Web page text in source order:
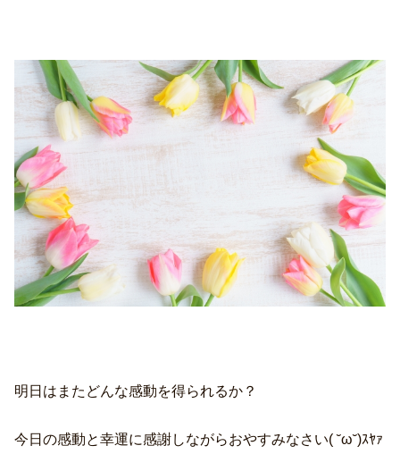
明日はまたどんな感動を得られるか？
今日の感動と幸運に感謝しながらおやすみなさい( ˘ω˘)ｽﾔｧ